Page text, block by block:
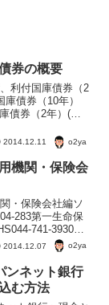
券の概要
利付国庫債券（2
債券（10年）
債券（2年）(第
）18:00 買付 利率
2014.12.11 o2ya
機関・保険会
・保険会社編ソ
283第一生命保
741-3930）
8656富国生命保
・PHS04...
2014.12.07 o2ya
ンネット銀行
む方法